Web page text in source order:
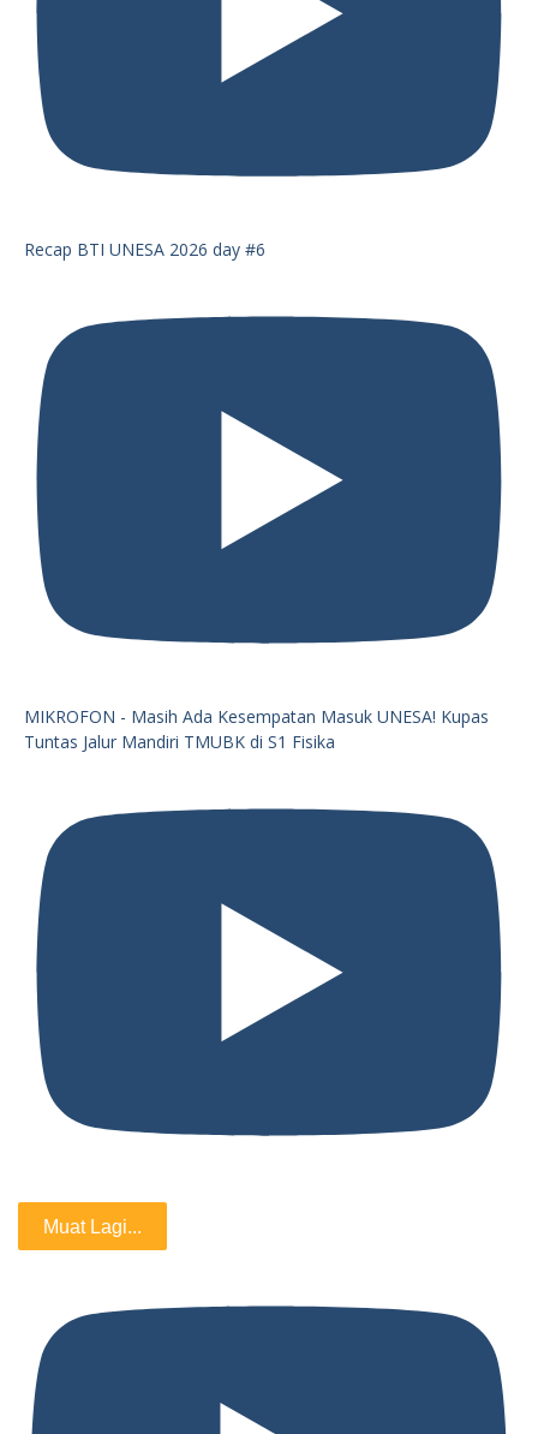
Recap BTI UNESA 2026 day #6
MIKROFON - Masih Ada Kesempatan Masuk UNESA! Kupas
Tuntas Jalur Mandiri TMUBK di S1 Fisika
Muat Lagi...